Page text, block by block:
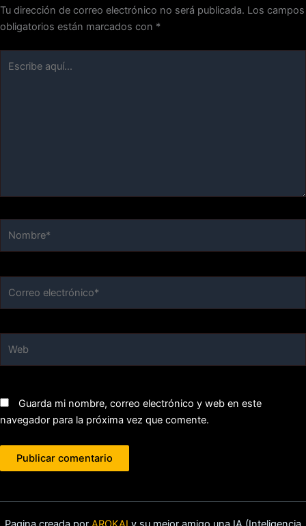
Tu dirección de correo electrónico no será publicada. Los campos
obligatorios están marcados con *
aquí...
electrónico*
Guarda mi nombre, correo electrónico y web en este
navegador para la próxima vez que comente.